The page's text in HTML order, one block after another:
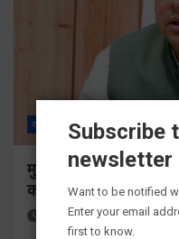
राज्य ALL देहरादून
मुख्यमंत्री ने प्रदान की
करोड़ की वित्तीय स्वीकृति
16 hours ago Viri
Subscribe
newsletter
Want to be notified
Enter your email
first to know.